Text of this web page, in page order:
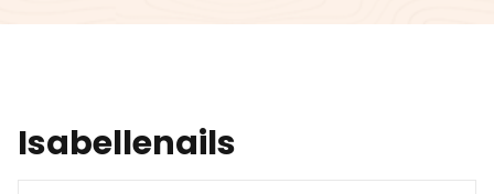
Isabellenails